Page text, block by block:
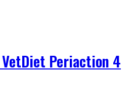
Periaction 4